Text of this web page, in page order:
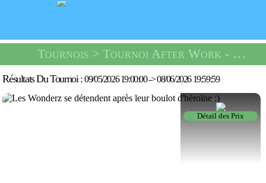
Tournois > Tournoi After Work - Un
Résultats Du Tournoi :09/05/2026 19:00:00->08/06/2026 19:59:59
Détail des Prix